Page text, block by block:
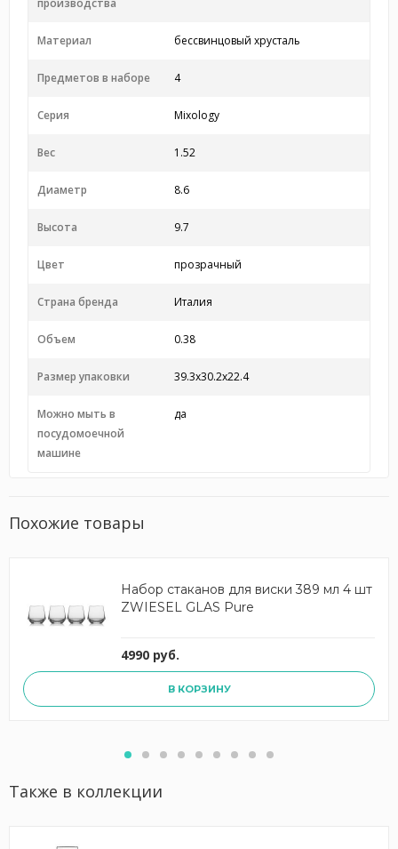
производства
Материал бессвинцовый хрусталь
Предметов в наборе 4
Серия Mixology
Вес 1.52
Диаметр 8.6
Высота 9.7
Цвет прозрачный
Страна бренда Италия
Объем 0.38
Размер упаковки 39.3x30.2x22.4
Можно мыть в
посудомоечной
машине
да
Похожие товары
Набор стаканов для виски 389 мл 4 шт
ZWIESEL GLAS Pure
4990 руб.
В КОРЗИНУ
Также в коллекции